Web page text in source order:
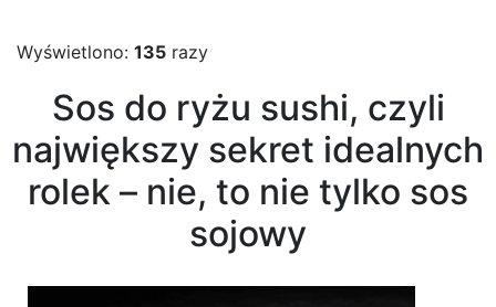
Wyświetlono: 135 razy
Sos do ryżu sushi, czyli
największy sekret idealnych
rolek – nie, to nie tylko sos
sojowy